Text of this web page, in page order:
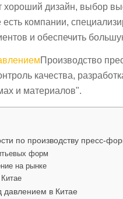
хороший дизайн, выбор
есть компании,
и обеспечить
Производство
качества,
и материалов".
по производству пресс-
форм
на рынке
давлением в Китае